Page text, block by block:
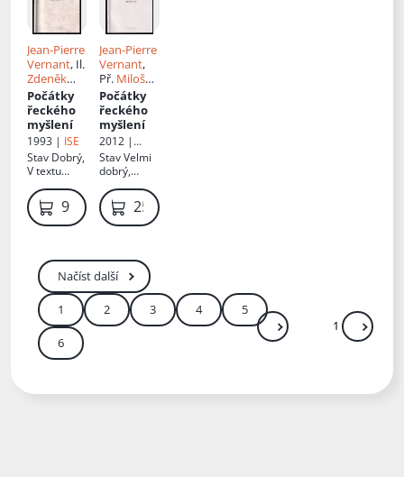
Jean-Pierre
Vernant, Il.
Zdeněk
Ziegler, Př.
Miloš
Rejchrt
Počátky
řeckého
myšlení
1993 | ISE
Stav Dobrý,
V textu
tužkou,
vpisky
tužkou
99 Kč
Jean-Pierre
Vernant,
Př. Miloš
Rejchrt
Počátky
řeckého
myšlení
2012 |
Oikoymenh
StavVelmi
dobrý,
propiskou259 Kč
Načíst další
1 2 3 4 5
6 Další Přejít